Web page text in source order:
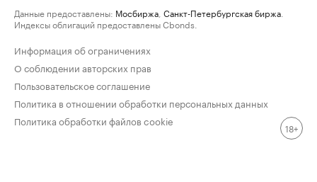
Данные предоставлены: Мосбиржа Санкт-Петербургская биржа
Индексы облигаций предоставлены Cbonds.
Информация об ограничениях
О соблюдении авторских прав
Пользовательское соглашение
Политика в отношении обработки персональных данных
Политика обработки файлов cookie
18+